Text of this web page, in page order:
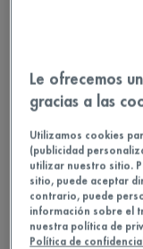
Adolescentes -
Tipo de piel
Piel con
Le ofrecemos
gracias a las
Utilizamos cookies
(publicidad
utilizar nuestro sitio.
sitio, puede aceptar
contrario, puede
información sobre el
nuestra política de
Política de